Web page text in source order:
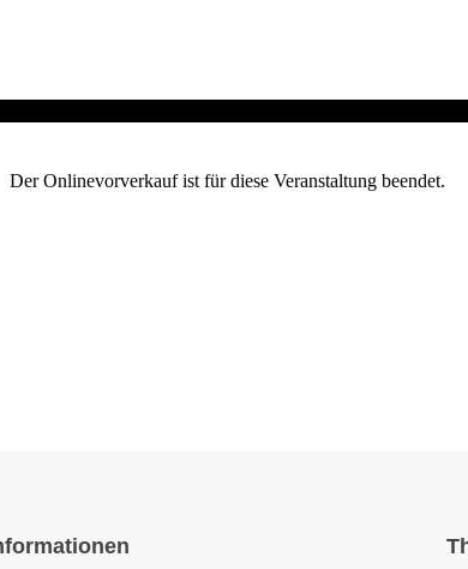
Der Onlinevorverkauf ist für diese Veranstaltung beendet.